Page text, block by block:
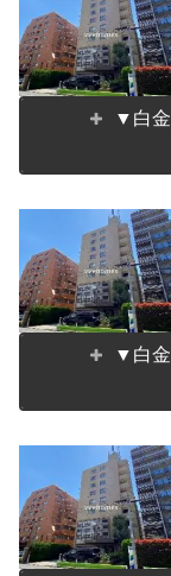
▼白
▼白